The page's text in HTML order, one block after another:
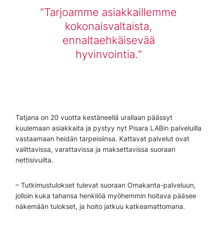
Tarjoamme asiakkaillemme
kokonaisvaltaista,
ennaltaehkäisevää
hyvinvointia.
Tatjana on 20 vuotta kestäneellä urallaan päässyt
kuulemaan asiakkaita ja pystyy nyt Pisara LABin palveluilla
vastaamaan heidän tarpeisiinsa. Kattavat palvelut ovat
valittavissa, varattavissa ja maksettavissa suoraan
nettisivuilta.
– Tutkimustulokset tulevat suoraan Omakanta-palveluun,
jolloin kuka tahansa henkilöä myöhemmin hoitava pääsee
näkemään tulokset, ja hoito jatkuu katkeamattomana.